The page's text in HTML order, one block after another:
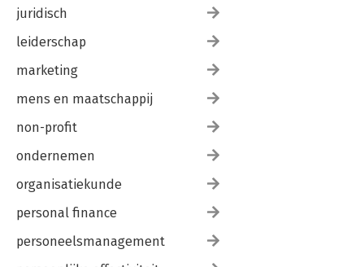
juridisch
leiderschap
marketing
mens en maatschappij
non-profit
ondernemen
organisatiekunde
personal finance
personeelsmanagement